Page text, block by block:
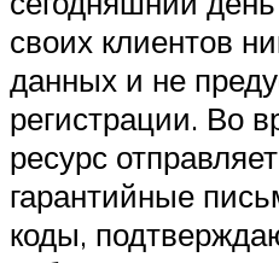
своих клиентов
данных и не
регистрации. Во
ресурс
гарантийные
коды,